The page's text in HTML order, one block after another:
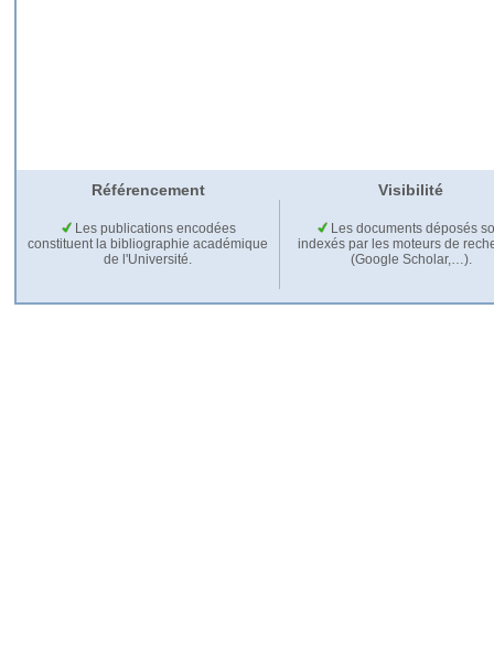
Référencement Visibilité
Les publications encodées
constituent la bibliographie académique
de l'Université.
Les documents déposés
indexés par les moteurs de
(Google Scholar,…).